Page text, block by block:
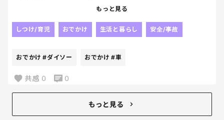
移動教室ってそういうもんなんだよ！！！
しい年頃なのか、息子の性格がキテレツなのか…
まぁ旦那がキテレツだから少なからず…
サンシェードを初めて買った。
トイストーリー柄のサンシェードを
買って――!‼ってなって、
良いかも!!
ネットで調べたら
内装劣化を防ぐ効果もあるらしいけど
なんせハンドルの熱さが全然違った‼‼笑
もっと見る
しつけ/育児 おでかけ 生活と暮らし 安全/事故
おでかけ #ダイソー おでかけ #車
共感 0 0
もっと見る